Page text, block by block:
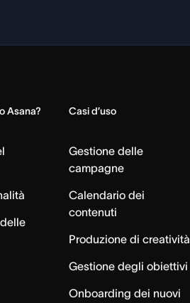
Asana? Casi d’uso
Gestione delle
campagne
Calendario dei
contenuti
Produzione di creatività
Gestione degli obiettivi
Onboarding dei nuovi